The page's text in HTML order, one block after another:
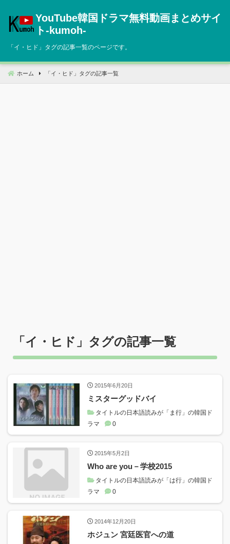
へ
動
YouTube韓国ドラマ無料動画まとめサイ
ト‐kumoh‐
「イ・ヒド 」タグの記事一覧のページです。
ホーム 「 イ・ヒド 」タグの記事一覧
「イ・ヒド 」タグの記事一覧
2015年6月20日
ミスターグッドバイ
タイトルの日本語読みが「ま行」の韓国ド
ラマ
0
2015年5月2日
Who are you－学校2015
タイトルの日本語読みが「は行」の韓国ド
ラマ
0
2014年12月20日
ホジュン 宮廷医官への道